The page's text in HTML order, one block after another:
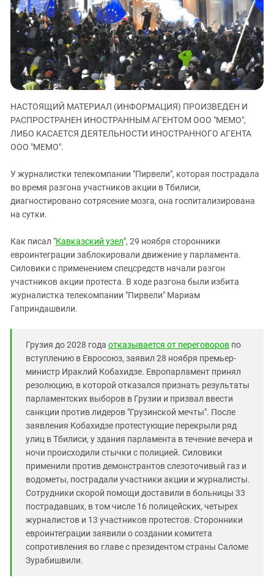
ЗАСТАВЛЯЕТ
КАВКАЗ ЗА ПАЛЕСТИНУ
ИНАКОМЫСЛИЕ В ЧЕЧНЕ
ПРЕСЛЕДОВАНИЕ АКТИВИСТОВ
МОБИЛИЗАЦИЯ И ПРОТЕСТЫ
Дагестан
Ингушетия
Кабардино-Балкария
Калмыкия
Карачаево-Черкесия
Краснодарский край
Нагорный Карабах
Российская Федерация
Северная Осетия - Алания
СКФО
Ставропольский край
Чечня
Южная Осетия
Южный Кавказ
ЮФО
НАСТОЯЩИЙ МАТЕРИАЛ (ИНФОРМАЦИЯ) ПРОИЗВЕДЕН И
РАСПРОСТРАНЕН ИНОСТРАННЫМ АГЕНТОМ ООО "МЕМО",
ЛИБО КАСАЕТСЯ ДЕЯТЕЛЬНОСТИ ИНОСТРАННОГО АГЕНТА
ООО "МЕМО".
У журналистки телекомпании "Пирвели", которая пострадала
во время разгона участников акции в Тбилиси,
диагностировано сотрясение мозга, она госпитализирована
на сутки.
Как писал "Кавказский узел", 29 ноября сторонники
евроинтеграции заблокировали движение у парламента.
Силовики с применением спецсредств начали разгон
участников акции протеста. В ходе разгона были избита
журналистка телекомпании "Пирвели" Мариам
Гаприндашвили.
Грузия до 2028 года отказывается от переговоров по
вступлению в Евросоюз, заявил 28 ноября премьер-
министр Ираклий Кобахидзе. Европарламент принял
резолюцию, в которой отказался признать результаты
парламентских выборов в Грузии и призвал ввести
санкции против лидеров "Грузинской мечты". После
заявления Кобахидзе протестующие перекрыли ряд
улиц в Тбилиси, у здания парламента в течение вечера и
ночи происходили стычки с полицией. Силовики
применили против демонстрантов слезоточивый газ и
водометы, пострадали участники акции и журналисты.
Сотрудники скорой помощи доставили в больницы 33
пострадавших, в том числе 16 полицейских, четырех
журналистов и 13 участников протестов. Сторонники
евроинтеграции заявили о создании комитета
сопротивления во главе с президентом страны Саломе
Зурабишвили.